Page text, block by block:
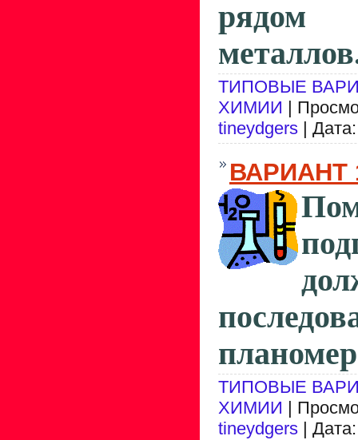
рядом
ТИПОВЫЕ
ХИМИИ |
tineydgers |
ВАРИАНТ
ТИПОВЫЕ
ХИМИИ |
tineydgers |